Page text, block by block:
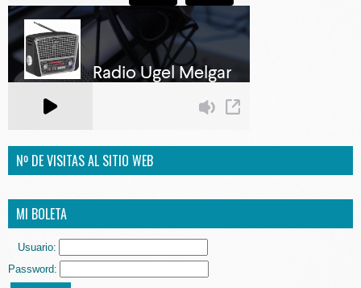
Nº DE VISITAS AL SITIO WEB
MI BOLETA
Usuario:
Password: